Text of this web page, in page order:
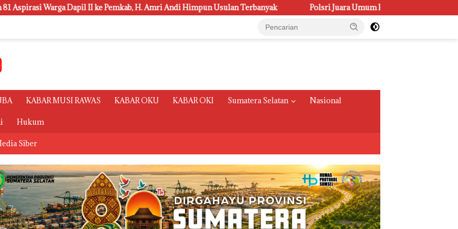
II ke Pemkab, H. Amri Andi Himpun Usulan Terbanyak Polsri Juara Umum PORSENI XV, Raih 60 Medali dan Ukir Gelar
KABAR MUSI RAWAS KABAR OKU KABAR OKI Sumatera Selatan Nasional
Hukum
Siber